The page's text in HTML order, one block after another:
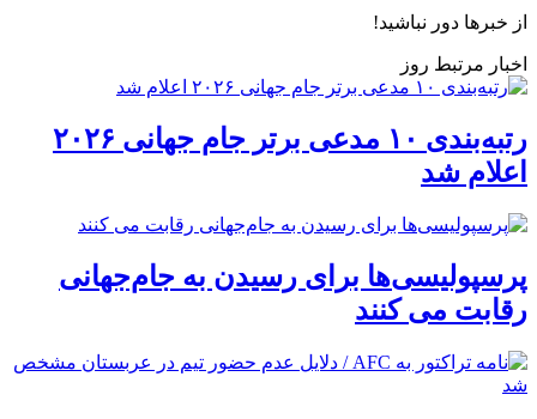
از خبرها دور نباشید!
اخبار مرتبط روز
رتبه‌بندی ۱۰ مدعی برتر جام جهانی ۲۰۲۶
اعلام شد
پرسپولیسی‌ها برای رسیدن به جام‌جهانی
رقابت می کنند